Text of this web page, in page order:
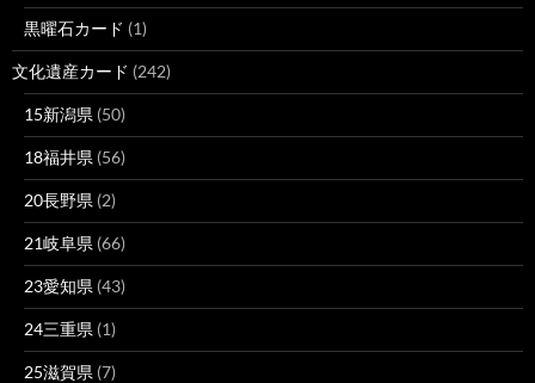
黒曜石カード (1)
文化遺産カード (242)
15新潟県 (50)
18福井県 (56)
20長野県 (2)
21岐阜県 (66)
23愛知県 (43)
24三重県 (1)
25滋賀県 (7)